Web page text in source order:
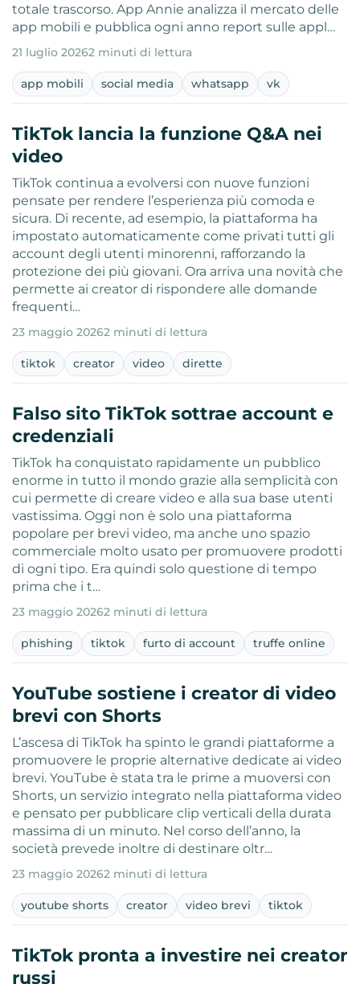
totale trascorso. App Annie analizza il mercato delle
app mobili e pubblica ogni anno report sulle appl…
21 luglio 20262 minuti di lettura
app mobili social media whatsapp vk
TikTok lancia la funzione Q&A nei
video
TikTok continua a evolversi con nuove funzioni
pensate per rendere l’esperienza più comoda e
sicura. Di recente, ad esempio, la piattaforma ha
impostato automaticamente come privati tutti gli
account degli utenti minorenni, rafforzando la
protezione dei più giovani. Ora arriva una novità che
permette ai creator di rispondere alle domande
frequenti…
23 maggio 20262 minuti di lettura
tiktok creator video dirette
Falso sito TikTok sottrae account e
credenziali
TikTok ha conquistato rapidamente un pubblico
enorme in tutto il mondo grazie alla semplicità con
cui permette di creare video e alla sua base utenti
vastissima. Oggi non è solo una piattaforma
popolare per brevi video, ma anche uno spazio
commerciale molto usato per promuovere prodotti
di ogni tipo. Era quindi solo questione di tempo
prima che i t…
23 maggio 20262 minuti di lettura
phishing tiktok furto di account truffe online
YouTube sostiene i creator di video
brevi con Shorts
L’ascesa di TikTok ha spinto le grandi piattaforme a
promuovere le proprie alternative dedicate ai video
brevi. YouTube è stata tra le prime a muoversi con
Shorts, un servizio integrato nella piattaforma video
e pensato per pubblicare clip verticali della durata
massima di un minuto. Nel corso dell’anno, la
società prevede inoltre di destinare oltr…
23 maggio 20262 minuti di lettura
youtube shorts creator video brevi tiktok
TikTok pronta a investire nei creator
russi